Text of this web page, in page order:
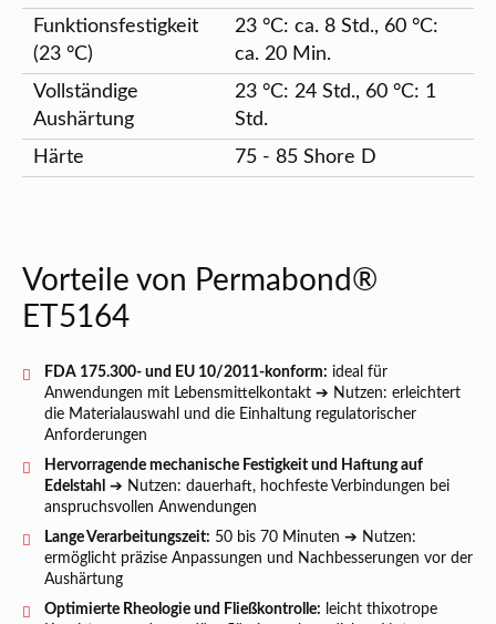
Funktionsfestigkeit
(23 °C)
23 °C: ca. 8 Std., 60 °C:
ca. 20 Min.
Vollständige
Aushärtung
23 °C: 24 Std., 60 °C: 1
Std.
Härte
75 - 85 Shore D
Vorteile von Permabond®
ET5164
FDA 175.300- und EU 10/2011-konform: ideal für
Anwendungen mit Lebensmittelkontakt ➔ Nutzen: erleichtert
die Materialauswahl und die Einhaltung regulatorischer
Anforderungen
Hervorragende mechanische Festigkeit und Haftung auf
Edelstahl ➔ Nutzen: dauerhaft, hochfeste Verbindungen bei
anspruchsvollen Anwendungen
Lange Verarbeitungszeit: 50 bis 70 Minuten ➔ Nutzen:
ermöglicht präzise Anpassungen und Nachbesserungen vor der
Aushärtung
Optimierte Rheologie und Fließkontrolle: leicht thixotrope